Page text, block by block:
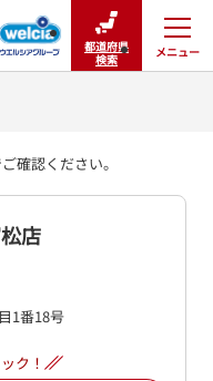
都道府県
検索
メニュー
閉じる
確認ください。
店
1番18号
ク！